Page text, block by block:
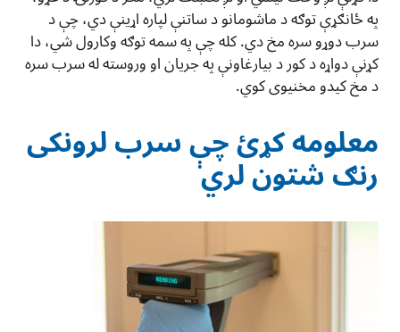
په ځانګړې توګه د ماشومانو د ساتنې لپاره اړینې دي، چې د
سرب دوړو سره مخ دي. کله چې په سمه توګه وکارول شي، دا
کړنې دواړه د کور د بیارغاونې په جریان او وروسته له سرب سره
د مخ کیدو مخنیوی کوي.
معلومه کړئ چې سرب لرونکی
رنګ شتون لري